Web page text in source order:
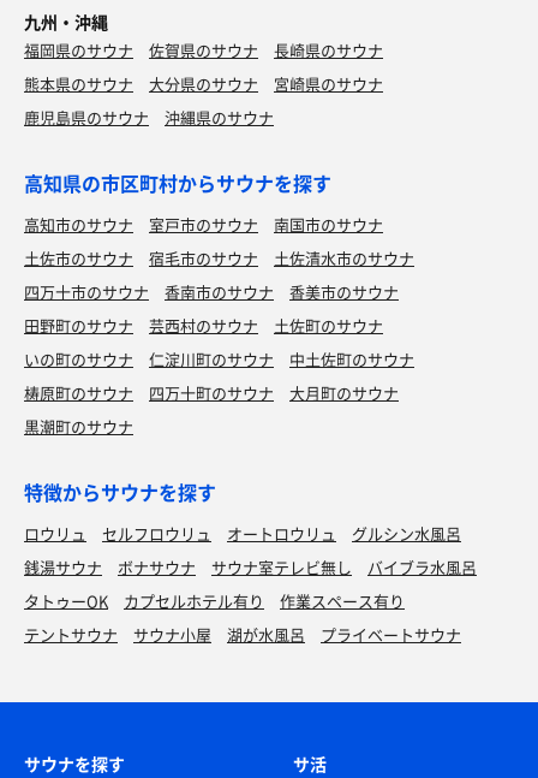
九州・沖縄
福岡県のサウナ 佐賀県のサウナ
長崎県のサウナ
熊本県のサウナ
大分県のサウナ
宮崎県のサウナ
鹿児島県のサウナ
沖縄県のサウナ
高知県の市区町村からサウナを探す
高知市のサウナ 室戸市のサウナ
南国市のサウナ
土佐市のサウナ
宿毛市のサウナ
土佐清水市のサウナ
四万十市のサウナ
香南市のサウナ
香美市のサウナ
田野町のサウナ
芸西村のサウナ
土佐町のサウナ
いの町のサウナ
仁淀川町のサウナ
中土佐町のサウナ
梼原町のサウナ
四万十町のサウナ
大月町のサウナ
黒潮町のサウナ
特徴からサウナを探す
ロウリュ セルフロウリュ オートロウリュ
グルシン水風呂
銭湯サウナ
ボナサウナ サウナ室テレビ無し
バイブラ水風呂
タトゥーOK
カプセルホテル有り
作業スペース有り
テントサウナ
サウナ小屋 湖が水風呂 プライベートサウナ
サウナを探す サ活